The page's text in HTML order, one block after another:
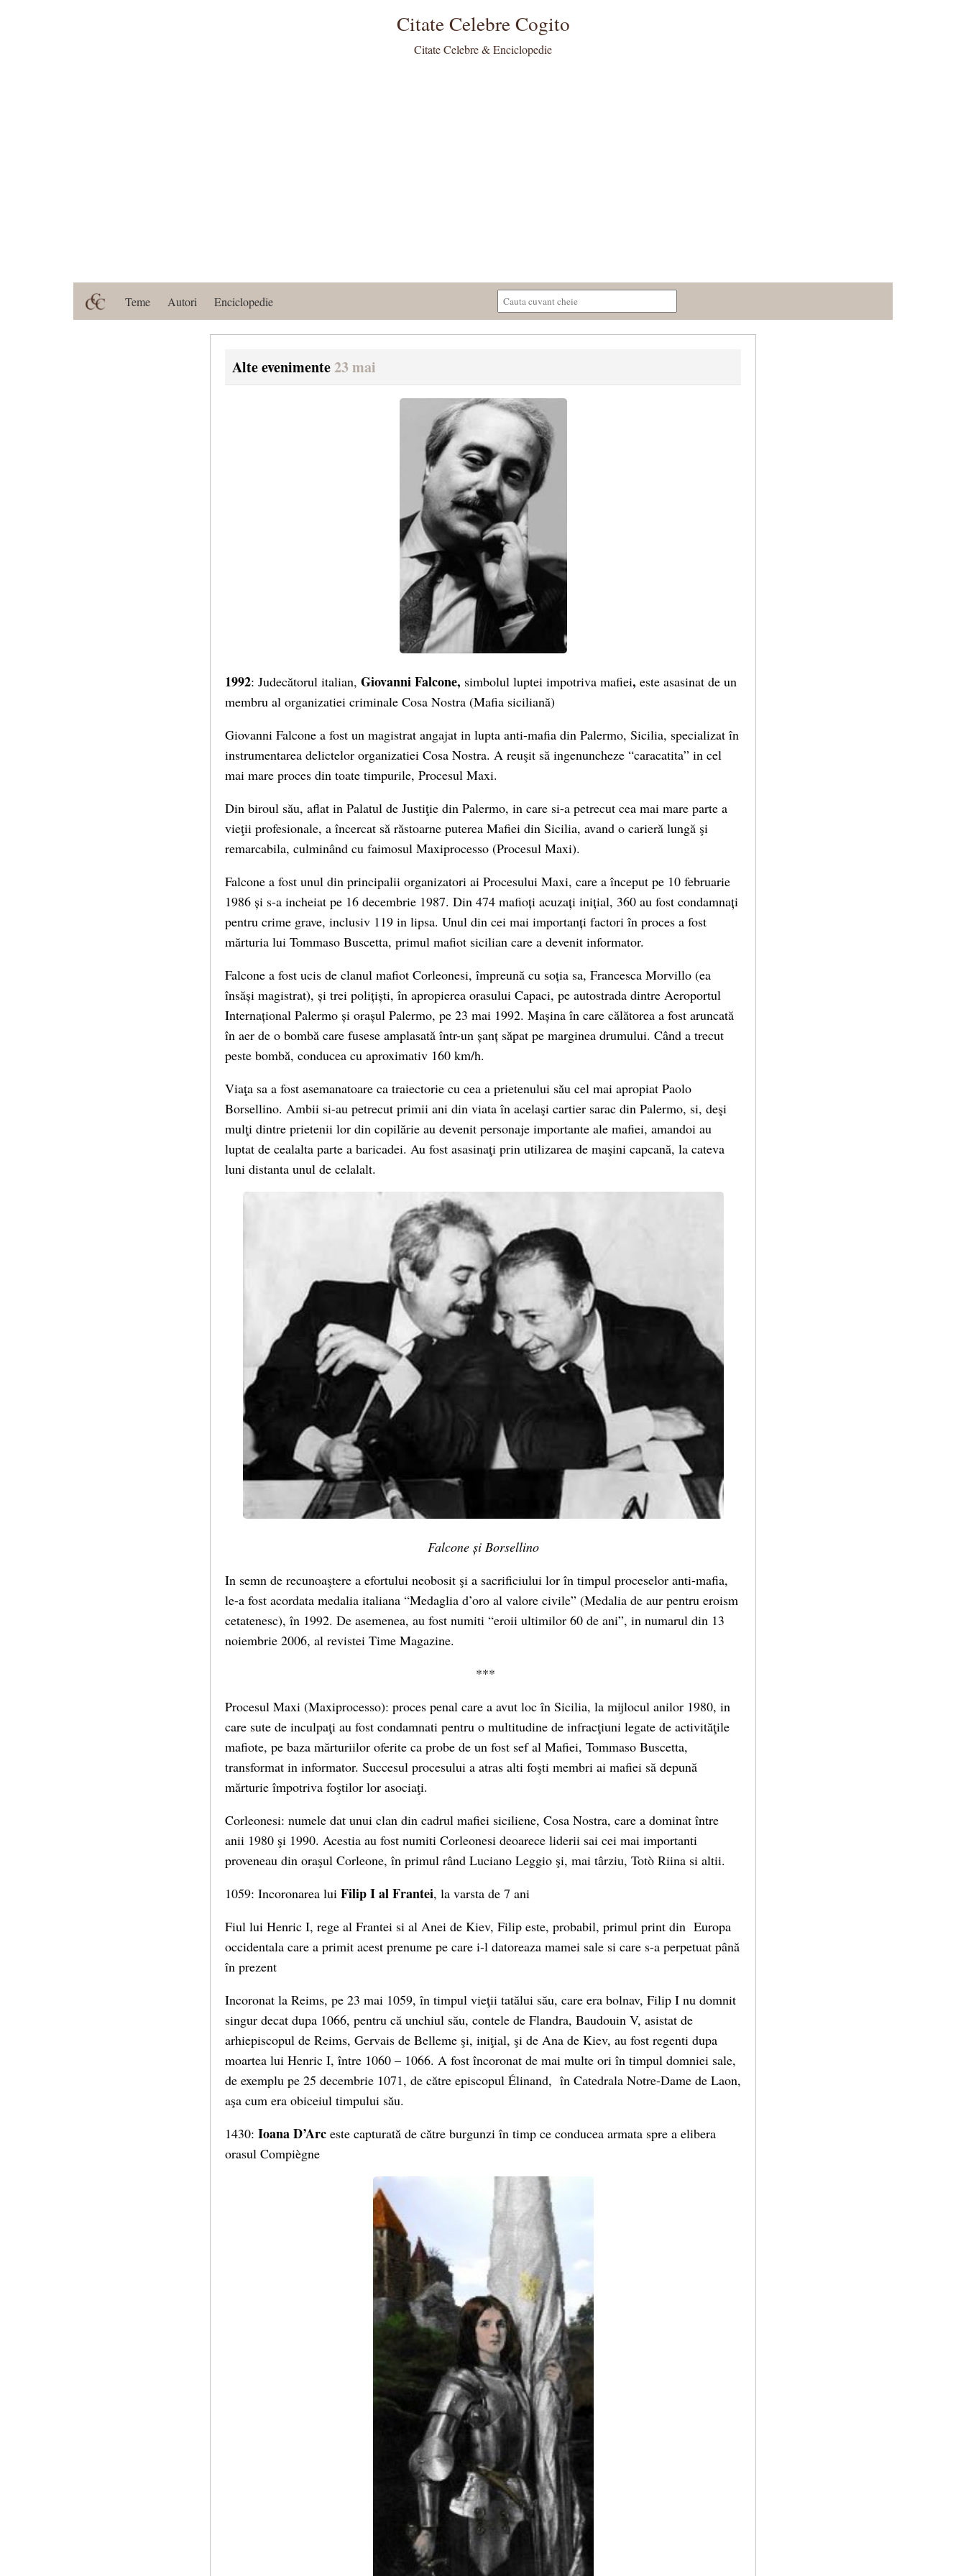
Citate Celebre Cogito
Citate Celebre & Enciclopedie
Teme Autori Enciclopedie
Alte evenimente23 mai
1992: Judecătorul italian, Giovanni Falcone, simbolul luptei impotriva mafiei, este asasinat de un
membru al organizatiei criminale Cosa Nostra (Mafia siciliană)
Giovanni Falcone a fost un magistrat angajat in lupta anti-mafia din Palermo, Sicilia, specializat în
instrumentarea delictelor organizatiei Cosa Nostra. A reuşit să ingenuncheze “caracatita” in cel
mai mare proces din toate timpurile, Procesul Maxi.
Din biroul său, aflat in Palatul de Justiţie din Palermo, in care si-a petrecut cea mai mare parte a
vieţii profesionale, a încercat să răstoarne puterea Mafiei din Sicilia, avand o carieră lungă şi
remarcabila, culminând cu faimosul Maxiprocesso (Procesul Maxi).
Falcone a fost unul din principalii organizatori ai Procesului Maxi, care a început pe 10 februarie
1986 și s-a incheiat pe 16 decembrie 1987. Din 474 mafioți acuzați inițial, 360 au fost condamnați
pentru crime grave, inclusiv 119 in lipsa. Unul din cei mai importanți factori în proces a fost
mărturia lui Tommaso Buscetta, primul mafiot sicilian care a devenit informator.
Falcone a fost ucis de clanul mafiot Corleonesi, împreună cu soția sa, Francesca Morvillo (ea
însăși magistrat), și trei polițiști, în apropierea orasului Capaci, pe autostrada dintre Aeroportul
Internațional Palermo și orașul Palermo, pe 23 mai 1992. Mașina în care călătorea a fost aruncată
în aer de o bombă care fusese amplasată într-un șanț săpat pe marginea drumului. Când a trecut
peste bombă, conducea cu aproximativ 160 km/h.
Viaţa sa a fost asemanatoare ca traiectorie cu cea a prietenului său cel mai apropiat Paolo
Borsellino. Ambii si-au petrecut primii ani din viata în acelaşi cartier sarac din Palermo, si, deşi
mulţi dintre prietenii lor din copilărie au devenit personaje importante ale mafiei, amandoi au
luptat de cealalta parte a baricadei. Au fost asasinaţi prin utilizarea de maşini capcană, la cateva
luni distanta unul de celalalt.
Falcone și Borsellino
In semn de recunoaştere a efortului neobosit şi a sacrificiului lor în timpul proceselor anti-mafia,
le-a fost acordata medalia italiana “Medaglia d’oro al valore civile” (Medalia de aur pentru eroism
cetatenesc), în 1992. De asemenea, au fost numiti “eroii ultimilor 60 de ani”, in numarul din 13
noiembrie 2006, al revistei Time Magazine.
***
Procesul Maxi (Maxiprocesso): proces penal care a avut loc în Sicilia, la mijlocul anilor 1980, in
care sute de inculpaţi au fost condamnati pentru o multitudine de infracţiuni legate de activităţile
mafiote, pe baza mărturiilor oferite ca probe de un fost sef al Mafiei, Tommaso Buscetta,
transformat in informator. Succesul procesului a atras alti foşti membri ai mafiei să depună
mărturie împotriva foştilor lor asociaţi.
Corleonesi: numele dat unui clan din cadrul mafiei siciliene, Cosa Nostra, care a dominat între
anii 1980 şi 1990. Acestia au fost numiti Corleonesi deoarece liderii sai cei mai importanti
proveneau din oraşul Corleone, în primul rând Luciano Leggio şi, mai târziu, Totò Riina si altii.
1059: Incoronarea lui Filip I al Frantei, la varsta de 7 ani
Fiul lui Henric I, rege al Frantei si al Anei de Kiev, Filip este, probabil, primul print din Europa
occidentala care a primit acest prenume pe care i-l datoreaza mamei sale si care s-a perpetuat până
în prezent
Incoronat la Reims, pe 23 mai 1059, în timpul vieţii tatălui său, care era bolnav, Filip I nu domnit
singur decat dupa 1066, pentru că unchiul său, contele de Flandra, Baudouin V, asistat de
arhiepiscopul de Reims, Gervais de Belleme şi, iniţial, şi de Ana de Kiev, au fost regenti dupa
moartea lui Henric I, între 1060 – 1066. A fost încoronat de mai multe ori în timpul domniei sale,
de exemplu pe 25 decembrie 1071, de către episcopul Élinand, în Catedrala Notre-Dame de Laon,
aşa cum era obiceiul timpului său.
1430: Ioana D’Arc este capturată de către burgunzi în timp ce conducea armata spre a elibera
orasul Compiègne